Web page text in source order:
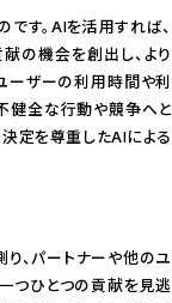
す。AIを活用すれば、
の機会を創出し、より
ーザーの利用時間や利
健全な行動や競争へと
定を尊重したAIによる
、パートナーや他のユ
つひとつの貢献を見逃